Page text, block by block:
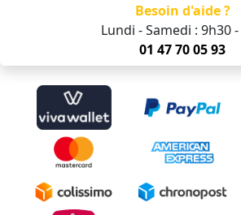
Besoin d'aide ?
Lundi - Samedi : 9h30
01 47 70 05 93